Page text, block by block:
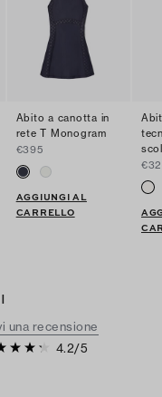
Abito a canotta in
rete T Monogram
€395
AGGIUNGI AL
CARRELLO
una recensione
4.2/5